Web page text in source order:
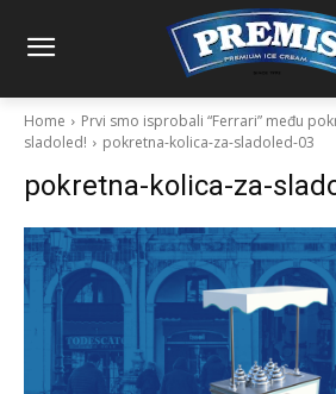
Home
Prvi smo isprobali “Ferrari” među
sladoled!
pokretna-kolica-za-sladoled-03
pokretna-kolica-za-